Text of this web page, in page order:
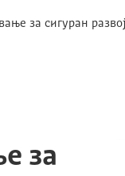
за сигуран
за